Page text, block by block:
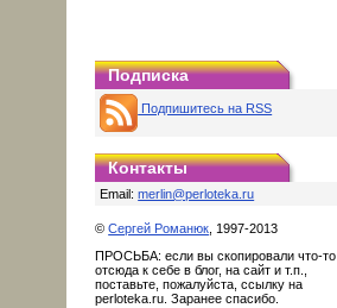
Подписка
Подпишитесь на RSS
Контакты
Email:merlin@perloteka.ru
©Сергей Романюк , 1997-2013
ПРОСЬБА: если вы скопировали что-то
отсюда к себе в блог, на сайт и т.п.,
поставьте, пожалуйста, ссылку на
perloteka.ru. Заранее спасибо.